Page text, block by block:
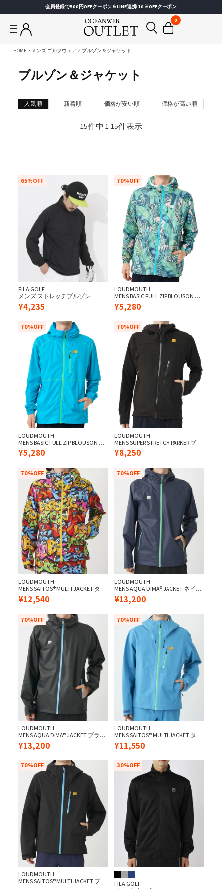
会員登録で500円OFFクーポン＆LINE連携 10％OFFクーポン
0
HOME メンズ ゴルフウェア ブルゾン＆ジャケット
ブルゾン＆ジャケット
人気順 新着順 価格が安い順 価格が高い順
15件中 1-15件表示
FILA GOLF
メンズ ストレッチブルゾン
65%OFF
¥4,235
LOUDMOUTH
MENS BASIC FULL ZIP BLOUSON フ
レンチハーバー
70%OFF
¥5,280
LOUDMOUTH
MENS BASIC FULL ZIP BLOUSON タ
ーコイズ
70%OFF
¥5,280
LOUDMOUTH
MENS SUPER STRETCH PARKER ブラ
ック
70%OFF
¥8,250
LOUDMOUTH
MENS SAITOS® MULTI JACKET タグ
ズ
70%OFF
¥12,540
LOUDMOUTH
MENS AQUA DIMA® JACKET ネイビ
ー
70%OFF
¥13,200
LOUDMOUTH
MENS AQUA DIMA® JACKET ブラッ
ク
70%OFF
¥13,200
LOUDMOUTH
MENS SAITOS® MULTI JACKET ター
コイズ
70%OFF
¥11,550
LOUDMOUTH
MENS SAITOS® MULTI JACKET ブラ
70%OFF
FILA GOLF
30%OFF